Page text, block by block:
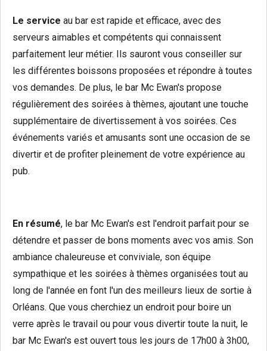
Le service au bar est rapide et efficace, avec des
serveurs aimables et compétents qui connaissent
parfaitement leur métier. Ils sauront vous conseiller sur
les différentes boissons proposées et répondre à toutes
vos demandes. De plus, le bar Mc Ewan's propose
régulièrement des soirées à thèmes, ajoutant une touche
supplémentaire de divertissement à vos soirées. Ces
événements variés et amusants sont une occasion de se
divertir et de profiter pleinement de votre expérience au
pub.
En résumé, le bar Mc Ewan's est l'endroit parfait pour se
détendre et passer de bons moments avec vos amis. Son
ambiance chaleureuse et conviviale, son équipe
sympathique et les soirées à thèmes organisées tout au
long de l'année en font l'un des meilleurs lieux de sortie à
Orléans. Que vous cherchiez un endroit pour boire un
verre après le travail ou pour vous divertir toute la nuit, le
bar Mc Ewan's est ouvert tous les jours de 17h00 à 3h00,